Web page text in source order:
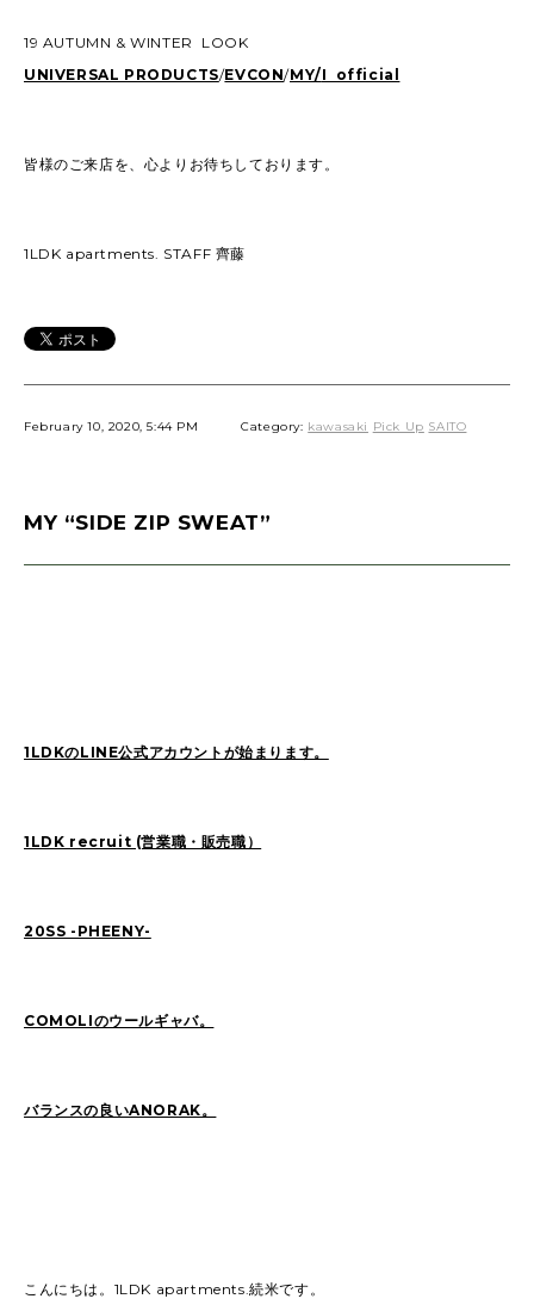
19 AUTUMN & WINTER LOOK
UNIVERSAL PRODUCTS/EVCON/MY/I official
皆様のご来店を、心よりお待ちしております。
1LDK apartments. STAFF 齊藤
February 10, 2020, 5:44 PM Category: kawasaki Pick Up SAITO
MY “SIDE ZIP SWEAT”
1LDKのLINE公式アカウントが始まります。
1LDK recruit (営業職・販売職）
20SS -PHEENY-
COMOLIのウールギャバ。
バランスの良いANORAK。
こんにちは。1LDK apartments.続米です。